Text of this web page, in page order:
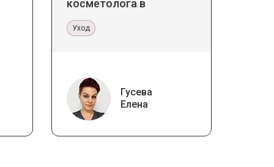
косметолога в
Уход
Гусева
Елена